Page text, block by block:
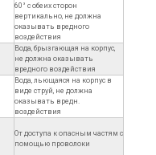
60° с обеих сторон
вертикально, не должна
оказывать вредного
воздействия
Вода, брызгающая на корпус,
не должна оказывать
вредного воздействия
Вода, льющаяся на корпус в
виде струй, не должна
оказывать вредн.
воздействия
От доступа к опасным частям с
помощью проволоки